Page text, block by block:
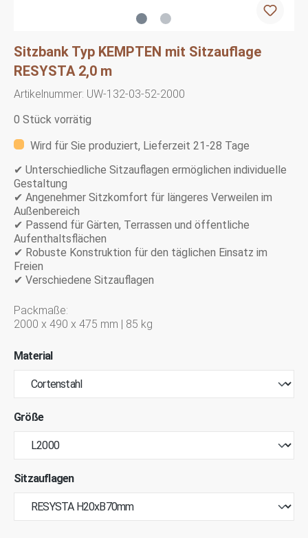
Sitzbank Typ KEMPTEN mit Sitzauflage
RESYSTA 2,0 m
Artikelnummer: UW-132-03-52-2000
0 Stück vorrätig
Wird für Sie produziert, Lieferzeit 21-28 Tage
✔ Unterschiedliche Sitzauflagen ermöglichen individuelle
Gestaltung
✔ Angenehmer Sitzkomfort für längeres Verweilen im
Außenbereich
✔ Passend für Gärten, Terrassen und öffentliche
Aufenthaltsflächen
✔ Robuste Konstruktion für den täglichen Einsatz im
Freien
✔ Verschiedene Sitzauflagen
Packmaße:
2000 x 490 x 475 mm | 85 kg
Material
Größe
Sitzauflagen